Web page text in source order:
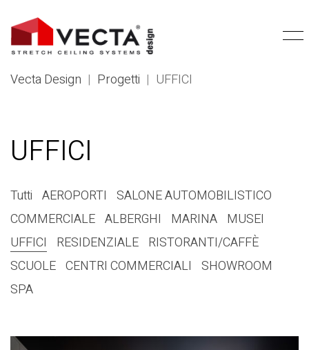
Vecta Design | Progetti | UFFICI
UFFICI
Tutti AEROPORTI SALONE AUTOMOBILISTICO
COMMERCIALE ALBERGHI MARINA MUSEI
UFFICI
RESIDENZIALE RISTORANTI/CAFFÈ
SCUOLE CENTRI COMMERCIALI SHOWROOM
SPA